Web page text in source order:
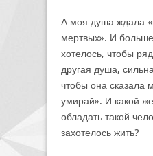
А моя душа ждала
мертвых». И
хотелось, чтобы
другая душа,
чтобы она сказала
умирай». И какой
обладать такой
захотелось жить?